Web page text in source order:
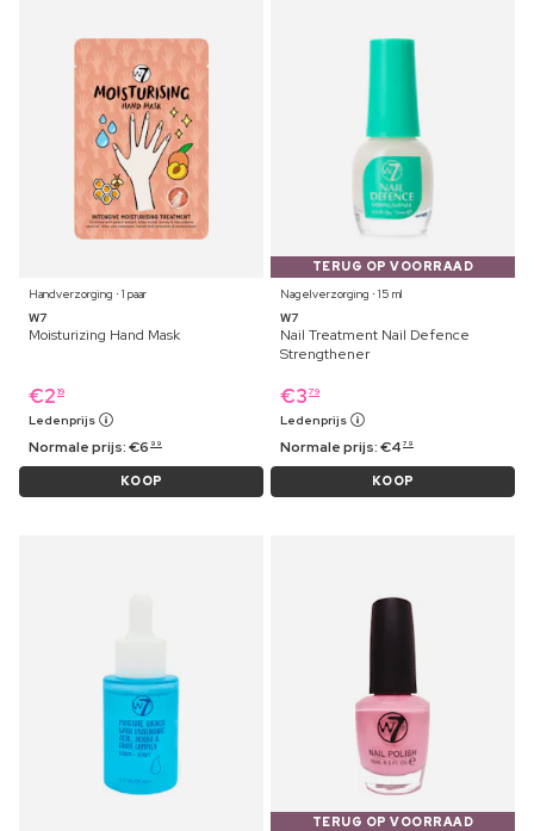
Handverzorging ⋅ 1 paar
W7
Moisturizing Hand Mask
€2 19
Ledenprijs
Normale prijs:€6 99
KOOP
TERUG OP VOORRAAD
Nagelverzorging ⋅ 15 ml
W7
Nail Treatment Nail Defence
Strengthener
€3 79
Ledenprijs
Normale prijs:€4 79
KOOP
TERUG OP VOORRAAD